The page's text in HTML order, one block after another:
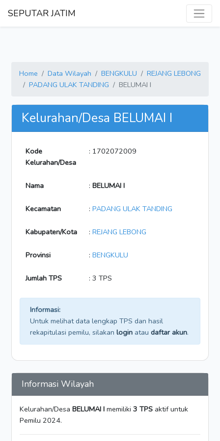
SEPUTAR JATIM
Home Data Wilayah BENGKULU
REJANG LEBONG
PADANG ULAK TANDING
BELUMAI I
Kelurahan/Desa BELUMAI I
Kode
Kelurahan/Desa
: 1702072009
Nama : BELUMAI I
Kecamatan : PADANG ULAK TANDING
Kabupaten/Kota : REJANG LEBONG
Provinsi : BENGKULU
Jumlah TPS : 3 TPS
Informasi:
Untuk melihat data lengkap TPS dan hasil
rekapitulasi pemilu, silakan login atau daftar akun.
Informasi Wilayah
Kelurahan/Desa BELUMAI I memiliki 3 TPS aktif untuk
Pemilu 2024.